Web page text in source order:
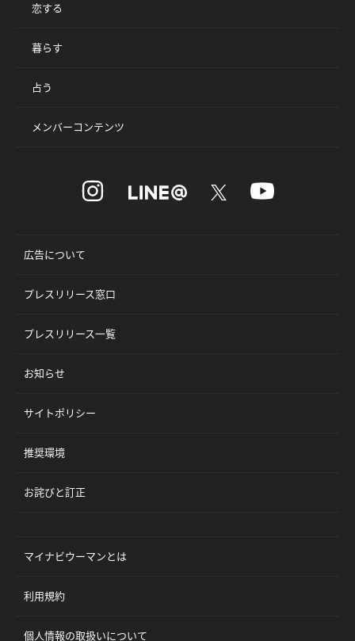
恋する
暮らす
占う
メンバーコンテンツ
広告について
プレスリリース窓口
プレスリリース一覧
お知らせ
サイトポリシー
推奨環境
お詫びと訂正
マイナビウーマンとは
利用規約
個人情報の取扱いについて